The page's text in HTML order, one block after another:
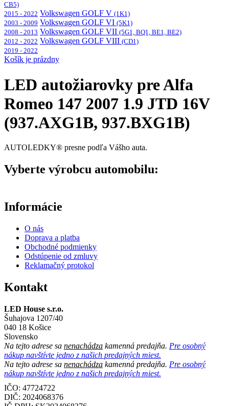
CB5)
2015 - 2022 Volkswagen GOLF V (1K1)
2003 - 2009 Volkswagen GOLF VI (5K1)
2008 - 2013 Volkswagen GOLF VII (5G1, BQ1, BE1, BE2)
2012 - 2022 Volkswagen GOLF VIII (CD1)
2019 - 2022
Košík je prázdny
LED autožiarovky pre Alfa
Romeo 147 2007 1.9 JTD 16V
(937.AXG1B, 937.BXG1B)
AUTOLEDKY® presne podľa Vášho auta.
Vyberte výrobcu automobilu:
Informácie
O nás
Doprava a platba
Obchodné podmienky
Odstúpenie od zmluvy
Reklamačný protokol
Kontakt
LED House s.r.o.
Šuhajova 1207/40
040 18 Košice
Slovensko
Na tejto adrese sa nenachádza kamenná predajňa. Pre osobný
nákup navštívte jedno z našich predajných miest.
Na tejto adrese sa nenachádza kamenná predajňa. Pre osobný
nákup navštívte jedno z našich predajných miest.
IČO: 47724722
DIČ: 2024068376